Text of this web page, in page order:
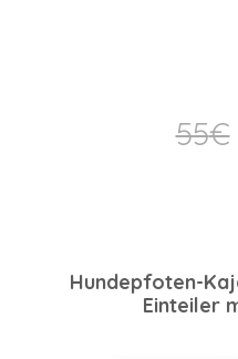
55€
Hundepfoten-
Einteiler